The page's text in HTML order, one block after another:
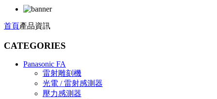
首頁產品資訊
CATEGORIES
Panasonic FA
雷射雕刻機
光電 / 雷射感測器
壓力感測器